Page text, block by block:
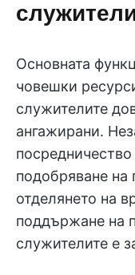
Основната
човешки
служителите
ангажирани.
подобряване на
отделянето на
поддържане на
служителите е